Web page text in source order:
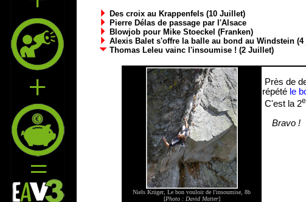
Des croix au Krappenfels (10 Juillet)
Pierre Délas de passage par l'Alsace
Blowjob pour Mike Stoeckel (Franken)
Alexis Balet s'offre la balle au bond au Windstein
Thomas Leleu vainc l'insoumise ! (2 Juillet)
Niels Krüger, Le bon vouloir de l'insoumise, 8b
[Photo : David Matter]
Près de
répété le
C'est la 2e
Bravo !